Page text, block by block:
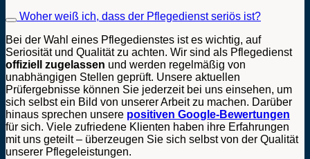
Woher weiß ich, dass der Pflegedienst seriös ist?
Bei der Wahl eines Pflegedienstes ist es wichtig, auf
Seriosität und Qualität zu achten. Wir sind als Pflegedienst
offiziell zugelassen und werden regelmäßig von
unabhängigen Stellen geprüft. Unsere aktuellen
Prüfergebnisse können Sie jederzeit bei uns einsehen, um
sich selbst ein Bild von unserer Arbeit zu machen. Darüber
hinaus sprechen unsere positiven Google-Bewertungen
für sich. Viele zufriedene Klienten haben ihre Erfahrungen
mit uns geteilt – überzeugen Sie sich selbst von der Qualität
unserer Pflegeleistungen.